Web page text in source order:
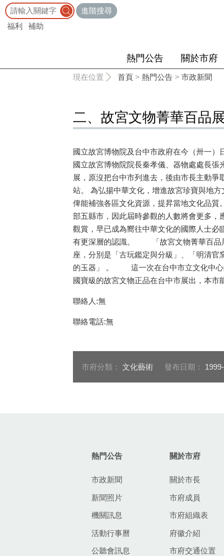
進階搜尋
福利
補助
熱門公告 關於市府
現在位置 首頁 > 熱門公告 > 市政新聞
二、故宮文物菁華百品
國立故宮博物院及台中市政府在今（卅一
國立故宮博物院院長秦孝儀、器物處處長
展，原沒把台中市列進去，後由市長主動
站。 為弘揚中華文化，增進故宮珍寶與地
俾能補強各區文化資源，提昇當地文化品
部五縣市，因此屆時參觀的人數將會更多
觀賞，早已成為嚮往中華文化的國際人士
有更深層的認識。 「故宮文物菁華百品展
座，分別是「古玩鑑定與分級」、「明清
的玉器」 。 這一次在台中市立文化中心
國寶級的故宮文物正品在台中市展出，本市
聯絡人:無
聯絡電話:無
市府分類： 文化藝術 發布日期：
熱門公告
市政新聞
新聞照片
機關訊息
活動行事曆
公聽會訊息
關於市府
關於市長
市府成員
市府組織表
府徽介紹
市府交通位置